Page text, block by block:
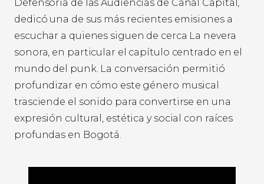
Defensoría de las Audiencias de Canal Capital,
dedicó una de sus más recientes emisiones a
escuchar a quienes siguen de cerca La nevera
sonora, en particular el capítulo centrado en el
mundo del punk. La conversación permitió
profundizar en cómo este género musical
trasciende el sonido para convertirse en una
expresión cultural, estética y social con raíces
profundas en Bogotá.